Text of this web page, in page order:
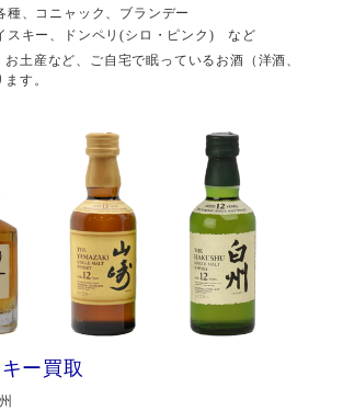
種、コニャック、ブランデー
スキー、ドンペリ(シロ・ピンク) など
土産など、ご自宅で眠っているお酒（洋酒、
す。
ー買取